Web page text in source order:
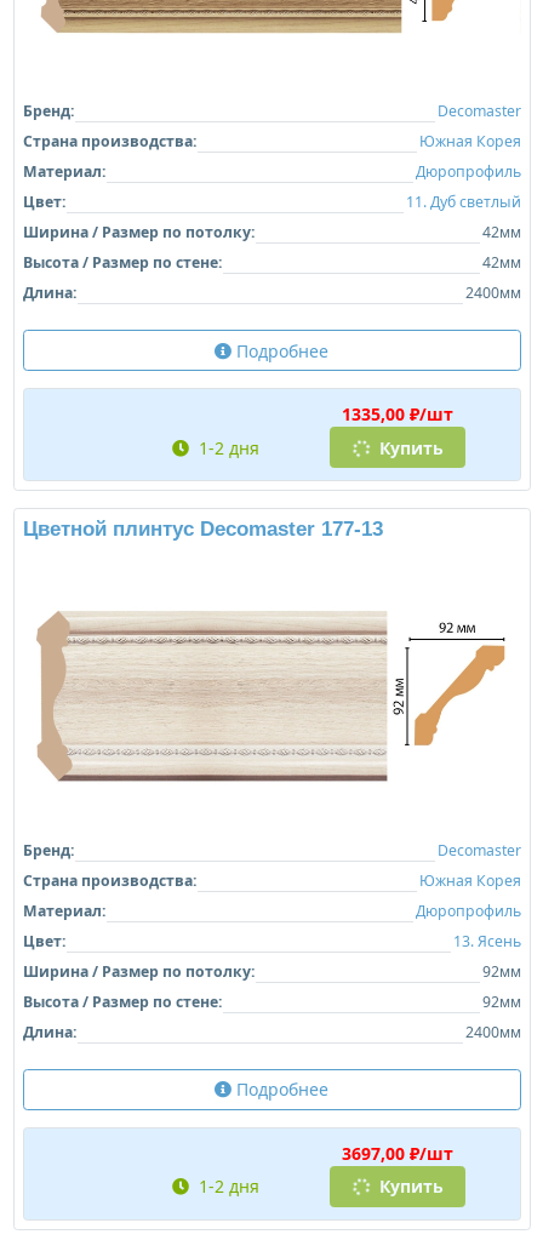
Бренд:
Decomaster
Страна производства:
Южная Корея
Материал:
Дюропрофиль
Цвет:
11. Дуб светлый
Ширина / Размер по потолку:
42мм
Высота / Размер по стене:
42мм
Длина:
2400мм
Подробнее
1335,00 ₽/шт
1-2 дня
Купить
Цветной плинтус Decomaster 177-13
Бренд:
Decomaster
Страна производства:
Южная Корея
Материал:
Дюропрофиль
Цвет:
13. Ясень
Ширина / Размер по потолку:
92мм
Высота / Размер по стене:
92мм
Длина:
2400мм
Подробнее
3697,00 ₽/шт
1-2 дня
Купить